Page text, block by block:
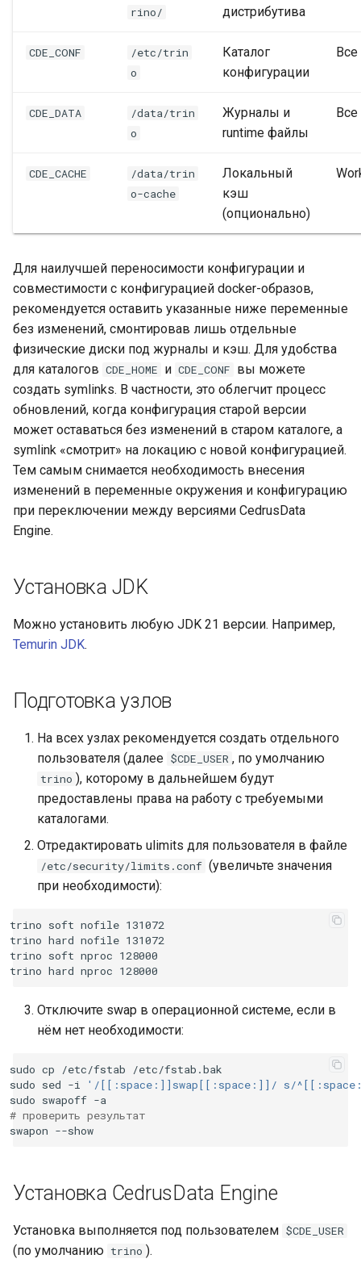
rino/ дистрибутива
CDE_CONF
/etc/trin
o
Каталог
конфигурации
Все
CDE_DATA
/data/trin
o
Журналы и
runtime файлы
Все
CDE_CACHE
/data/trin
o-cache
Локальный
кэш
(опционально)
Для наилучшей переносимости конфигурации и
совместимости с конфигурацией docker-образов,
рекомендуется оставить указанные ниже переменные
без изменений, смонтировав лишь отдельные
физические диски под журналы и кэш. Для удобства
для каталогов CDE_HOME и CDE_CONF вы можете
создать symlinks. В частности, это облегчит процесс
обновлений, когда конфигурация старой версии
может оставаться без изменений в старом каталоге, а
symlink «смотрит» на локацию с новой конфигурацией.
Тем самым снимается необходимость внесения
изменений в переменные окружения и конфигурацию
при переключении между версиями CedrusData
Engine.
Установка JDK
Можно установить любую JDK 21 версии. Например,
Temurin JDK.
Подготовка узлов
На всех узлах рекомендуется создать отдельного
пользователя (далее $CDE_USER , по умолчанию
trino ), которому в дальнейшем будут
предоставлены права на работу с требуемыми
каталогами.
Отредактировать ulimits для пользователя в файле
/etc/security/limits.conf (увеличьте значения
при необходимости):
trino soft nofile 131072
trino hard nofile 131072
trino soft nproc 128000
Отключите swap в операционной системе, если в
нём нет необходимости:
sudo cp /etc/fstab
/etc/fstab.bak
sudo sed -i
'/[[:space:]]swap[[:space:]]/ s/
sudo swapoff
# проверить результат
swapon
Установка CedrusData Engine
Установка выполняется под пользователем $CDE_USER
(по умолчанию trino ).